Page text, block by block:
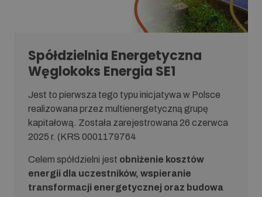
Spółdzielnia Energetyczna
Węglokoks Energia SE1
Jest to pierwsza tego typu inicjatywa w Polsce
realizowana przez multienergetyczną grupę
kapitałową. Została zarejestrowana 26 czerwca
2025 r. (KRS 0001179764
Celem spółdzielni jest obniżenie kosztów
energii dla uczestników, wspieranie
transformacji energetycznej oraz budowa